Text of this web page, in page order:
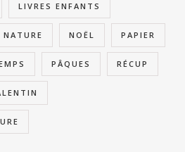
LIVRES ENFANTS
NATURE NOËL PAPIER
PÂQUES RÉCUP